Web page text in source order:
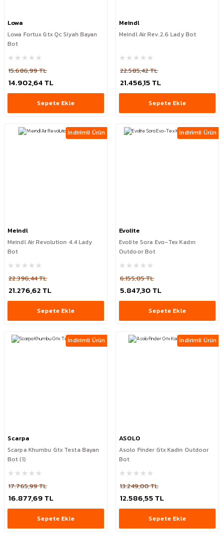
Lowa
Lowa Fortux Gtx Qc Siyah Bayan
Bot
15.686,99 TL
14.902,64 TL
Sepete Ekle
Meindl
Meindl Air Rev.2.6 Lady Bot
22.585,42 TL
21.456,15 TL
Sepete Ekle
İndirimli Ürün
Meindl
Meindl Air Revolution 4.4 Lady
Bot
22.396,44 TL
21.276,62 TL
Sepete Ekle
İndirimli Ürün
Evolite
Evolite Sora Evo-Tex Kadın
Outdoor Bot
6.155,05 TL
5.847,30 TL
Sepete Ekle
İndirimli Ürün
Scarpa
Scarpa Khumbu Gtx Testa Bayan
Bot (1)
17.765,99 TL
16.877,69 TL
Sepete Ekle
İndirimli Ürün
ASOLO
Asolo Finder Gtx Kadin Outdoor
Bot
13.249,00 TL
12.586,55 TL
Sepete Ekle